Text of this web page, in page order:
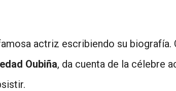
actriz escribiendo su biografía.
Oubiña, da cuenta de la célebre